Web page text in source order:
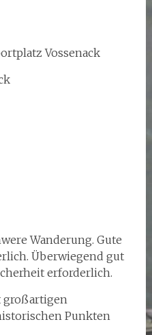
Vossenack
Wanderung. Gute
Überwiegend gut
erforderlich.
großartigen
Punkten